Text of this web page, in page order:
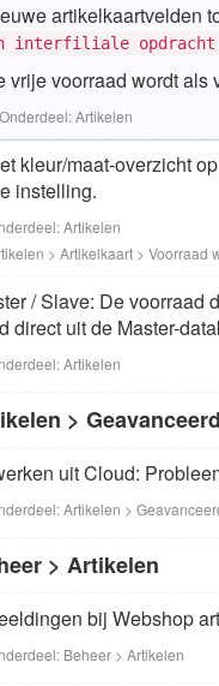
artikelkaartvelden
interfiliale opdracht
vrije voorraad wordt als
Onderdeel: Artikelen
kleur/maat-overzicht
instelling.
Artikelen
> Artikelkaart > Voorraad
/ Slave: De voorraad
direct uit de Master-
Artikelen
>
uit Cloud:
Artikelen >
> Artikelen
bij Webshop
Beheer > Artikelen